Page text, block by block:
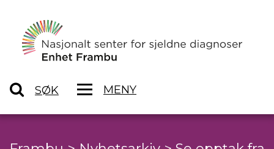
SØK MENY